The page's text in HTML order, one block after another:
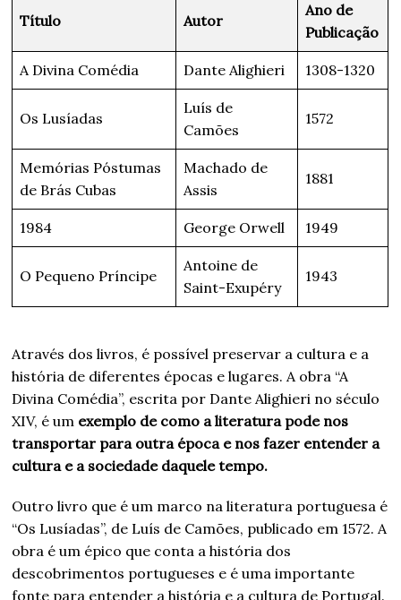
Título Autor
Ano de
Publicação
A Divina Comédia Dante Alighieri 1308-1320
Os Lusíadas
Luís de
Camões
1572
Memórias Póstumas
de Brás Cubas
Machado de
Assis
1881
1984 George Orwell 1949
O Pequeno Príncipe
Antoine de
Saint-Exupéry
1943
Através dos livros, é possível preservar a cultura e a
história de diferentes épocas e lugares. A obra “A
Divina Comédia”, escrita por Dante Alighieri no século
XIV, é um exemplo de como a literatura pode nos
transportar para outra época e nos fazer entender a
cultura e a sociedade daquele tempo.
Outro livro que é um marco na literatura portuguesa é
“Os Lusíadas”, de Luís de Camões, publicado em 1572. A
obra é um épico que conta a história dos
descobrimentos portugueses e é uma importante
fonte para entender a história e a cultura de Portugal.